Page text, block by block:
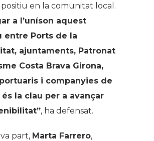
en la comunitat local.
a l’uníson aquest
entre Ports de la
ajuntaments, Patronat
Costa Brava Girona,
i companyies de
la clau per a avançar
, ha defensat.
part, Marta Farrero,